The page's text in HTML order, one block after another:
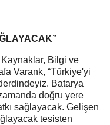
Bilgi ve
Varank, “Türkiye'yi
Batarya
doğru yere
sağlayacak. Gelişen
tesisten